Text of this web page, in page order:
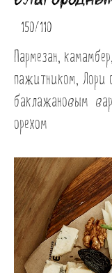
150/110
Пармезан,
пажитником, Лори
баклажановым
орехом